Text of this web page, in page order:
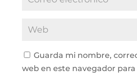
Guarda mi nombre,
web en este navegador